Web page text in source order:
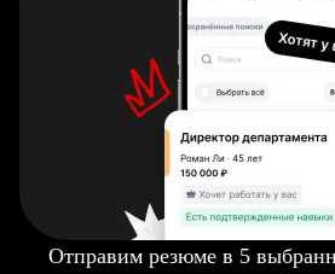
Отправим резюме в 5